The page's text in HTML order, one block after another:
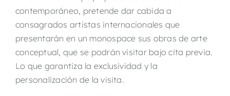
contemporáneo, pretende dar cabida a
consagrados artistas internacionales que
presentarán en un monospace sus obras de arte
conceptual, que se podrán visitar bajo cita previa.
Lo que garantiza la exclusividad y la
personalización de la visita.